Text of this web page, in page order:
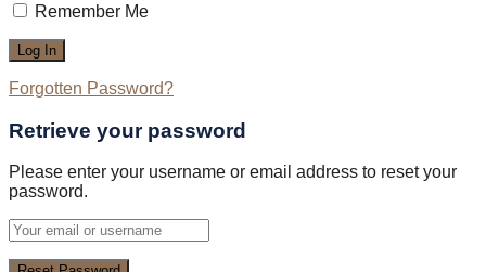
Remember Me
Forgotten Password?
Retrieve your password
Please enter your username or email address to reset your
password.